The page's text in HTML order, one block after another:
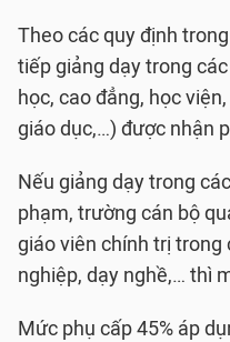
Theo các quy định
tiếp giảng dạy trong
học, cao đẳng, học
giáo dục,…) được nhận
Nếu giảng dạy trong
phạm, trường cán bộ
giáo viên chính trị
nghiệp, dạy nghề,… thì
Mức phụ cấp 45% áp